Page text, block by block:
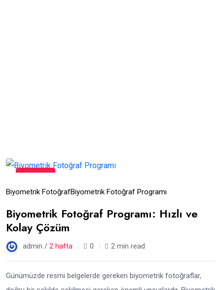
23
Tem
Biyometrik FotoğrafBiyometrik Fotoğraf Programı
Biyometrik Fotoğraf Programı: Hızlı ve
Kolay Çözüm
admin / 2 hafta 0 2 min read
Günümüzde resmi belgelerde gereken biyometrik fotoğraflar,